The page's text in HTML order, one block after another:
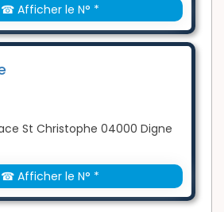
☎ Afficher le N° *
St Christophe 04000 Digne
☎ Afficher le N° *